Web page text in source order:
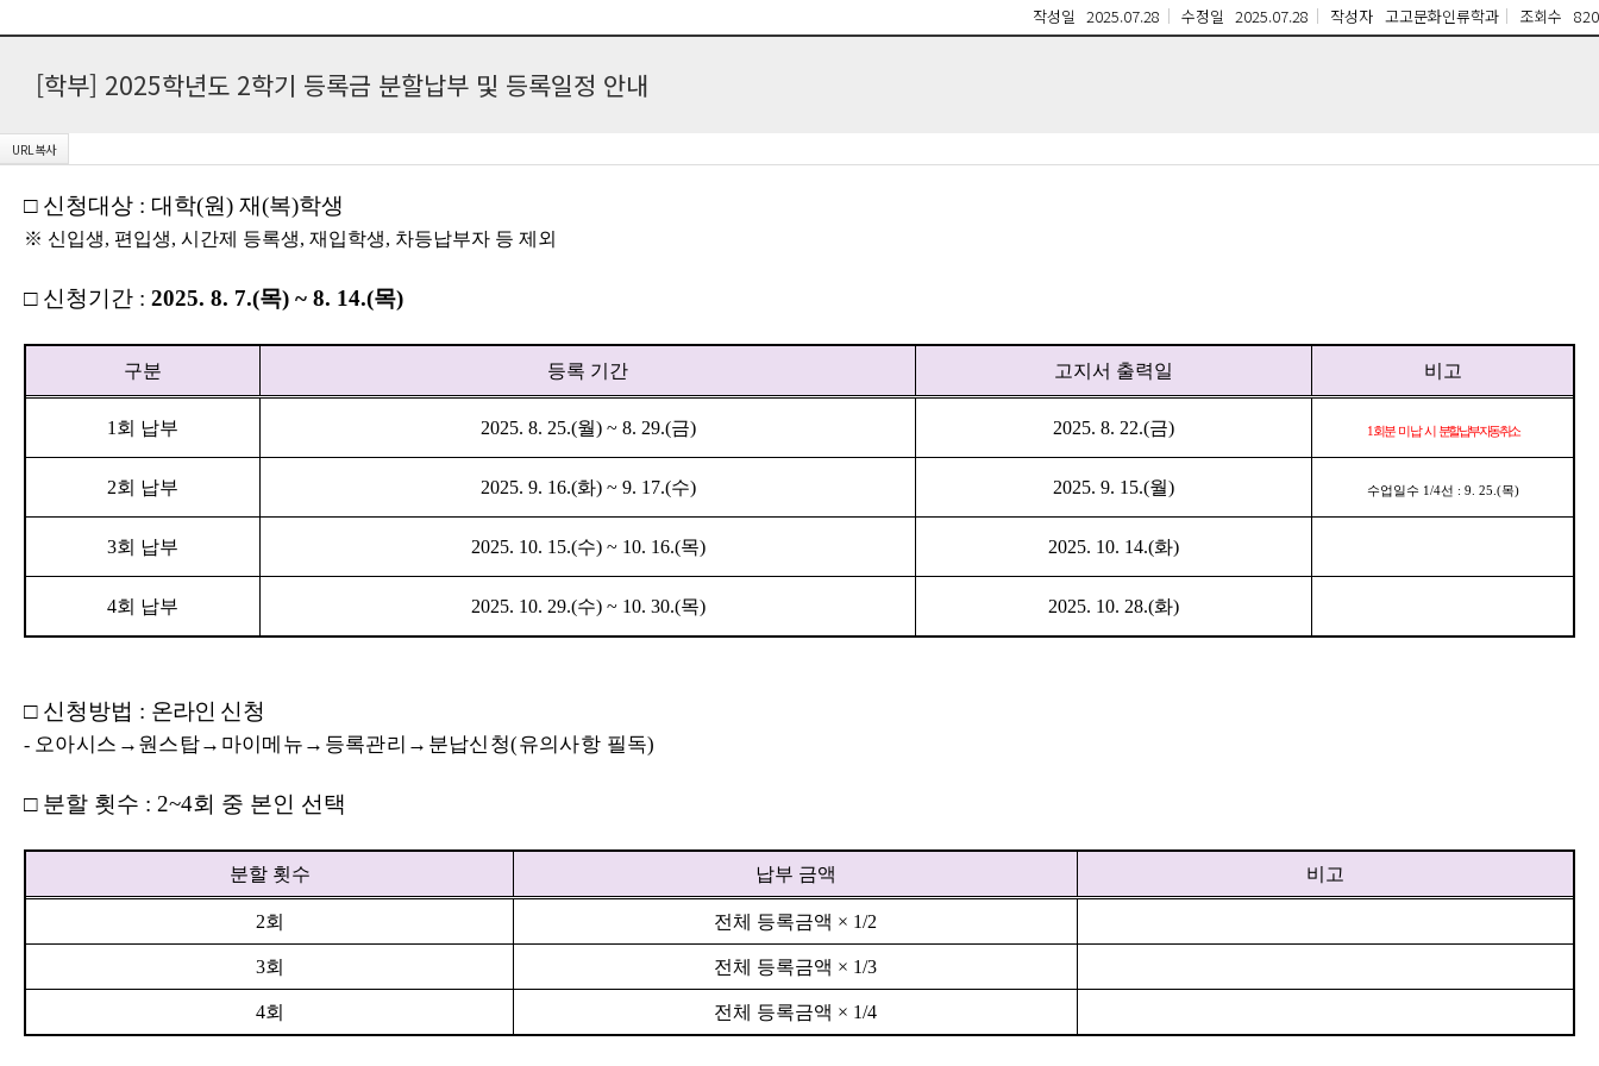
작성일 2025.07.28 수정일 2025.07.28 작성자 고고문화인류학과 조회수 820
[학부] 2025학년도 2학기 등록금 분할납부 및 등록일정 안내
□ 신청대상 : 대학(원) 재(복)학생
※ 신입생, 편입생, 시간제 등록생, 재입학생, 차등납부자 등 제외
□ 신청기간 : 2025. 8. 7.(목) ~ 8. 14.(목)
구분 등록 기간 고지서 출력일 비고
1 회 납부 2025. 8. 25.(월) ~ 8. 29.(금) 2025. 8. 22.(금) 1 회분 미납 시분할납부 자동 취소
2회 납부 2025. 9. 16.(화) ~ 9. 17.(수) 2025. 9. 15.(월) 수업일수 1/4선 : 9. 25.(목)
3회 납부 2025. 10. 15.(수) ~ 10. 16.(목) 2025. 10. 14.(화)
4회 납부 2025. 10. 29.(수) ~ 10. 30.(목) 2025. 10. 28.(화)
□ 신청방법 : 온라인 신청
- 오아시스 → 원스탑→ 마이메뉴 → 등록관리 → 분납신청(유의사항 필독)
□ 분할 횟수 : 2~4회 중 본인 선택
분할 횟수 납부 금액 비고
2회 전체 등록금액 × 1/2
3회 전체 등록금액 × 1/3
4회 전체 등록금액 × 1/4